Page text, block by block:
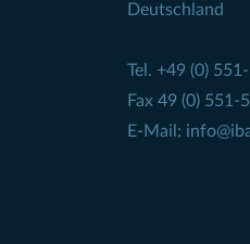
Deutschland
Tel. +49 (0)
Fax 49 (0) 551-
E-Mail: